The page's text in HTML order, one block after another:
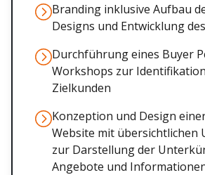
Branding inklusive Aufbau
Designs und Entwicklung
Durchführung eines Buyer
Workshops zur
Zielkunden
Konzeption und Design
Website mit übersichtlichen
zur Darstellung der
Angebote und